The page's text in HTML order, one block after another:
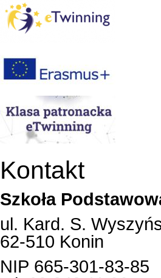
Kontakt
Szkoła
ul. Kard. S.
62-510 Konin
NIP 665-301-83-85